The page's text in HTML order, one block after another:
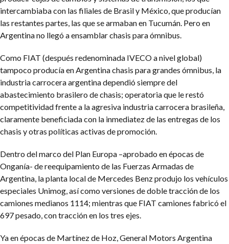
intercambiaba con las filiales de Brasil y México, que producían
las restantes partes, las que se armaban en Tucumán. Pero en
Argentina no llegó a ensamblar chasis para ómnibus.
Como FIAT (después redenominada IVECO a nivel global)
tampoco producía en Argentina chasis para grandes ómnibus, la
industria carrocera argentina dependió siempre del
abastecimiento brasilero de chasis; operatoria que le restó
competitividad frente a la agresiva industria carrocera brasileña,
claramente beneficiada con la inmediatez de las entregas de los
chasis y otras políticas activas de promoción.
Dentro del marco del Plan Europa –aprobado en épocas de
Onganía- de reequipamiento de las Fuerzas Armadas de
Argentina, la planta local de Mercedes Benz produjo los vehículos
especiales Unimog, así como versiones de doble tracción de los
camiones medianos 1114; mientras que FIAT camiones fabricó el
697 pesado, con tracción en los tres ejes.
Ya en épocas de Martínez de Hoz, General Motors Argentina